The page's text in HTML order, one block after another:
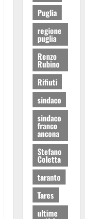
Puglia
regione
puglia
Renzo
Rubino
Rifiuti
sindaco
sindaco
franco
ancona
Stefano
Coletta
taranto
Tares
ultime